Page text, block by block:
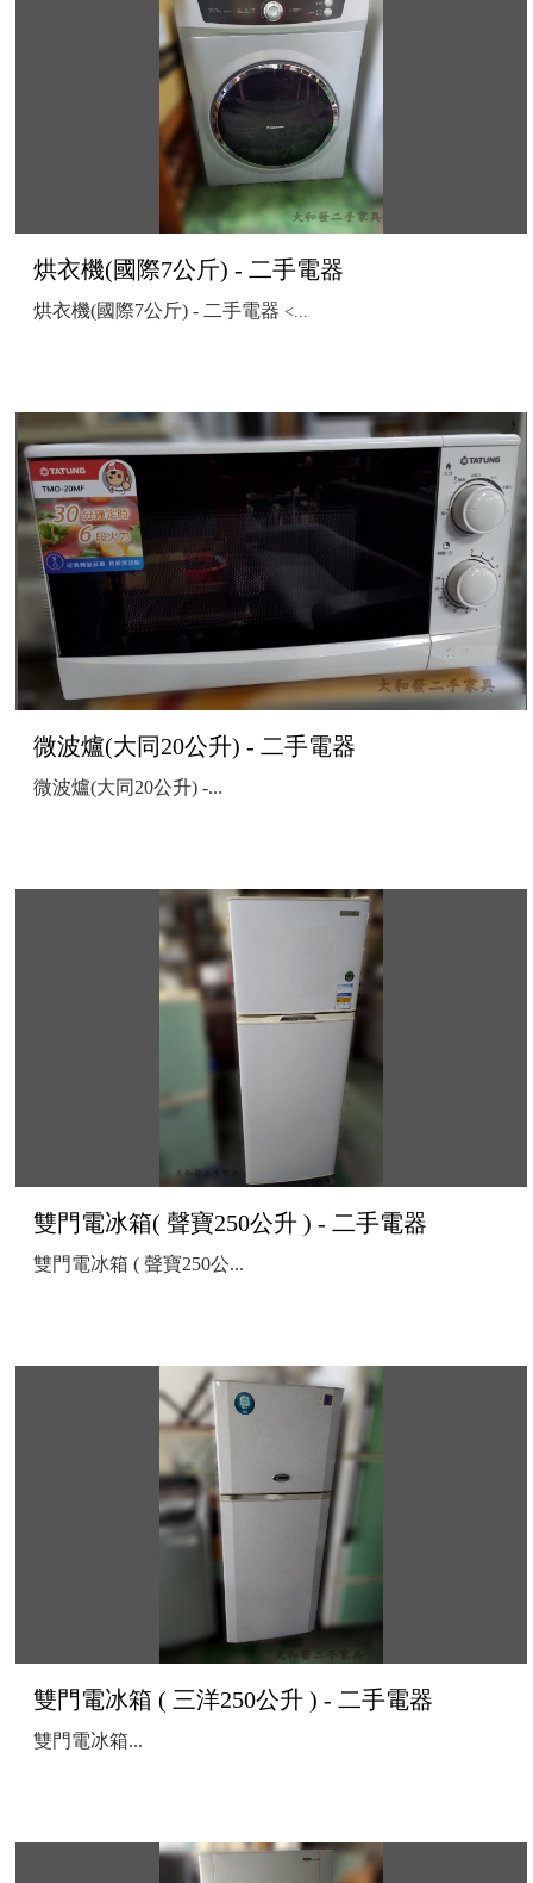
烘衣機(國際7公斤) - 二手電器
烘衣機(國際7公斤) - 二手電器<...
微波爐(大同20公升) - 二手電器
微波爐(大同20公升) -...
雙門電冰箱( 聲寶250公升 ) - 二手電器
雙門電冰箱 ( 聲寶250公...
雙門電冰箱 ( 三洋250公升 ) - 二手電器
雙門電冰箱...